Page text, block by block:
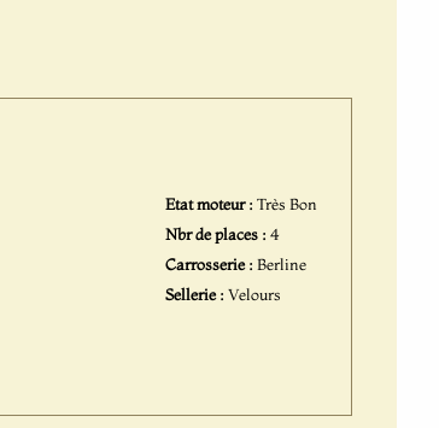
Etat moteur :Très Bon
Nbr de places :4
Carrosserie :Berline
Sellerie :Velours